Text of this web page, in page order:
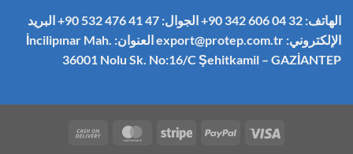
الهاتف: 32 04 606 342 90+ الجوال: 47 41 476 532 90+
البريد
الإلكتروني: export@protep.com.tr
العنوان: İncilipınar Mah.
36001 Nolu Sk. No:16/C Şehitkamil – GAZİANTEP